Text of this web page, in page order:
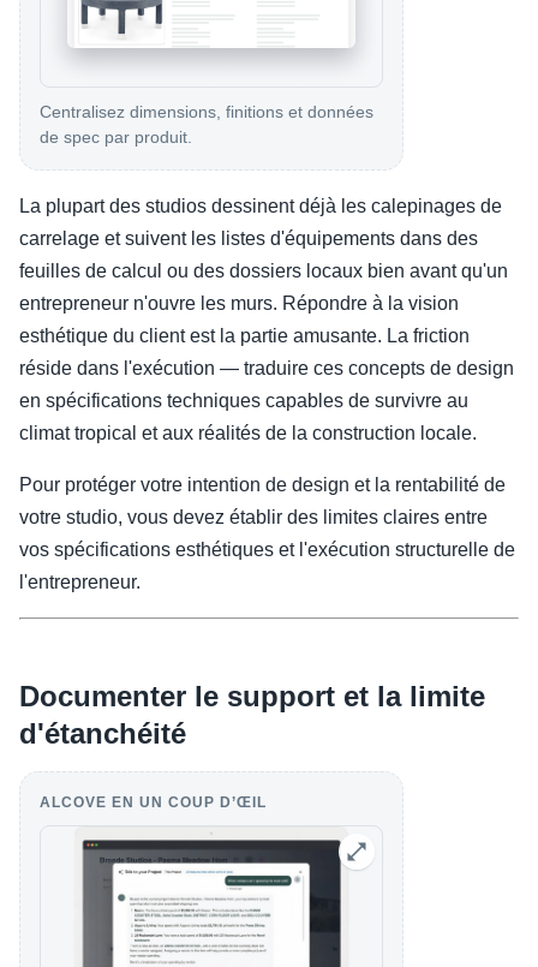
Centralisez dimensions, finitions et données
de spec par produit.
La plupart des studios dessinent déjà les calepinages de
carrelage et suivent les listes d'équipements dans des
feuilles de calcul ou des dossiers locaux bien avant qu'un
entrepreneur n'ouvre les murs. Répondre à la vision
esthétique du client est la partie amusante. La friction
réside dans l'exécution — traduire ces concepts de design
en spécifications techniques capables de survivre au
climat tropical et aux réalités de la construction locale.
Pour protéger votre intention de design et la rentabilité de
votre studio, vous devez établir des limites claires entre
vos spécifications esthétiques et l'exécution structurelle de
l'entrepreneur.
Documenter le support et la limite
d'étanchéité
ALCOVE EN UN COUP D’ŒIL